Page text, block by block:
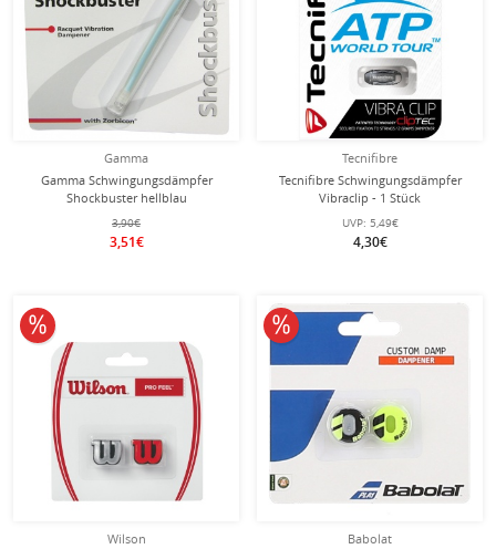
Gamma
Gamma Schwingungsdämpfer
Shockbuster hellblau
3,90€
3,51€
Tecnifibre
Tecnifibre Schwingungsdämpfer
Vibraclip - 1 Stück
UVP: 5,49€
4,30€
Wilson
10% reduziert
Babolat
10% reduziert